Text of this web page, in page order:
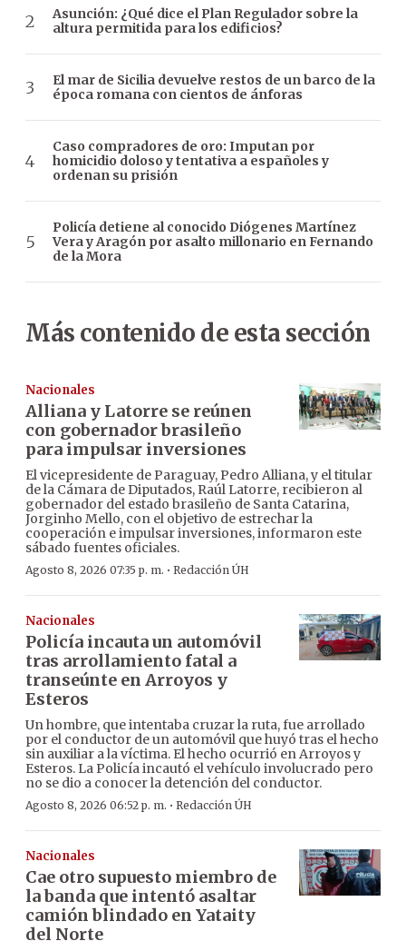
Asunción: ¿Qué dice el Plan Regulador sobre la
altura permitida para los edificios?
El mar de Sicilia devuelve restos de un barco de la
época romana con cientos de ánforas
Caso compradores de oro: Imputan por
homicidio doloso y tentativa a españoles y
ordenan su prisión
Policía detiene al conocido Diógenes Martínez
Vera y Aragón por asalto millonario en Fernando
de la Mora
Más contenido de esta sección
Nacionales
Alliana y Latorre se reúnen
con gobernador brasileño
para impulsar inversiones
El vicepresidente de Paraguay, Pedro Alliana, y el titular
de la Cámara de Diputados, Raúl Latorre, recibieron al
gobernador del estado brasileño de Santa Catarina,
Jorginho Mello, con el objetivo de estrechar la
cooperación e impulsar inversiones, informaron este
sábado fuentes oficiales.
Agosto 8, 2026 07:35 p. m. · Redacción ÚH
Nacionales
Policía incauta un automóvil
tras arrollamiento fatal a
transeúnte en Arroyos y
Esteros
Un hombre, que intentaba cruzar la ruta, fue arrollado
por el conductor de un automóvil que huyó tras el hecho
sin auxiliar a la víctima. El hecho ocurrió en Arroyos y
Esteros. La Policía incautó el vehículo involucrado pero
no se dio a conocer la detención del conductor.
Agosto 8, 2026 06:52 p. m. · Redacción ÚH
Nacionales
Cae otro supuesto miembro de
la banda que intentó asaltar
camión blindado en Yataity
del Norte